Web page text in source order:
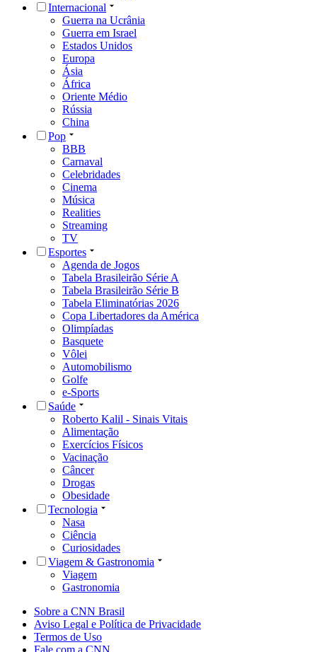
Internacional
Guerra na Ucrânia
Guerra em Israel
Estados Unidos
Europa
Ásia
África
Oriente Médio
Rússia
China
Pop
BBB
Carnaval
Celebridades
Cinema
Música
Realities
Streaming
TV
Esportes
Agenda de Jogos
Tabela Brasileirão Série A
Tabela Brasileirão Série B
Tabela Eliminatórias 2026
Copa Libertadores da América
Olimpíadas
Basquete
Vôlei
Automobilismo
Golfe
e-Sports
Saúde
Roberto Kalil - Sinais Vitais
Alimentação
Exercícios Físicos
Vacinação
Câncer
Drogas
Obesidade
Tecnologia
Nasa
Ciência
Curiosidades
Viagem & Gastronomia
Viagem
Gastronomia
Sobre a CNN Brasil
Aviso Legal e Política de Privacidade
Termos de Uso
Fale com a CNN